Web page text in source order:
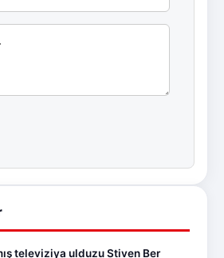
televiziya ulduzu Stiven Ber